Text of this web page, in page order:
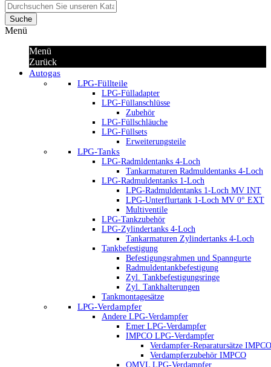
Suche
Menü
Menü
Zurück
Autogas
LPG-Füllteile
LPG-Fülladapter
LPG-Füllanschlüsse
Zubehör
LPG-Füllschläuche
LPG-Füllsets
Erweiterungsteile
LPG-Tanks
LPG-Radmldentanks 4-Loch
Tankarmaturen Radmuldentanks 4-Loch
LPG-Radmuldentanks 1-Loch
LPG-Radmuldentanks 1-Loch MV INT
LPG-Unterflurtank 1-Loch MV 0° EXT
Multiventile
LPG-Tankzubehör
LPG-Zylindertanks 4-Loch
Tankarmaturen Zylindertanks 4-Loch
Tankbefestigung
Befestigungsrahmen und Spanngurte
Radmuldentankbefestigung
Zyl. Tankbefestigungsringe
Zyl. Tankhalterungen
Tankmontagesätze
LPG-Verdampfer
Andere LPG-Verdampfer
Emer LPG-Verdampfer
IMPCO LPG-Verdampfer
Verdampfer-Reparatursätze IMPCO
Verdampferzubehör IMPCO
OMVL LPG-Verdampfer